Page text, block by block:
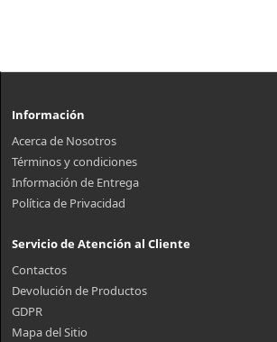
Información
Acerca de Nosotros
Términos y condiciones
Información de Entrega
Política de Privacidad
Servicio de Atención al Cliente
Contactos
Devolución de Productos
GDPR
Mapa del Sitio